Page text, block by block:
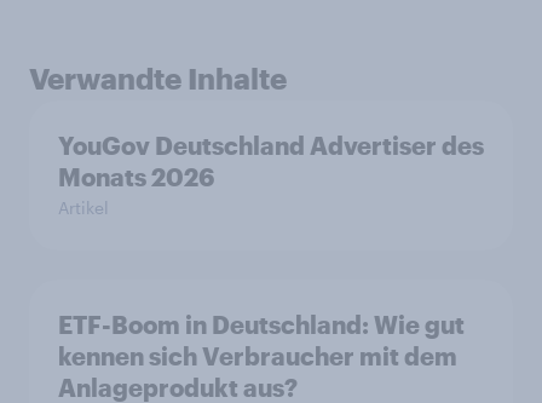
Verwandte Inhalte
YouGov Deutschland Advertiser des
Monats 2026
Artikel
ETF-Boom in Deutschland: Wie gut
kennen sich Verbraucher mit dem
Anlageprodukt aus?